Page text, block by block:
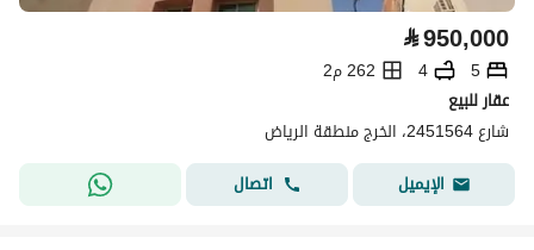
⃁950,000
5
4
262 م2
عقار للبيع
شارع 2451564، الخرج منطقة الرياض
الإيميل
اتصال